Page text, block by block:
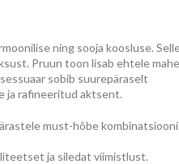
ning sooja koosluse.
Pruun toon lisab ehtele
sobib suurepäraselt
ja rafineeritud aktsent.
must-hõbe
ja siledat viimistlust.